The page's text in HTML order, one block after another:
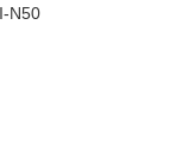
N50